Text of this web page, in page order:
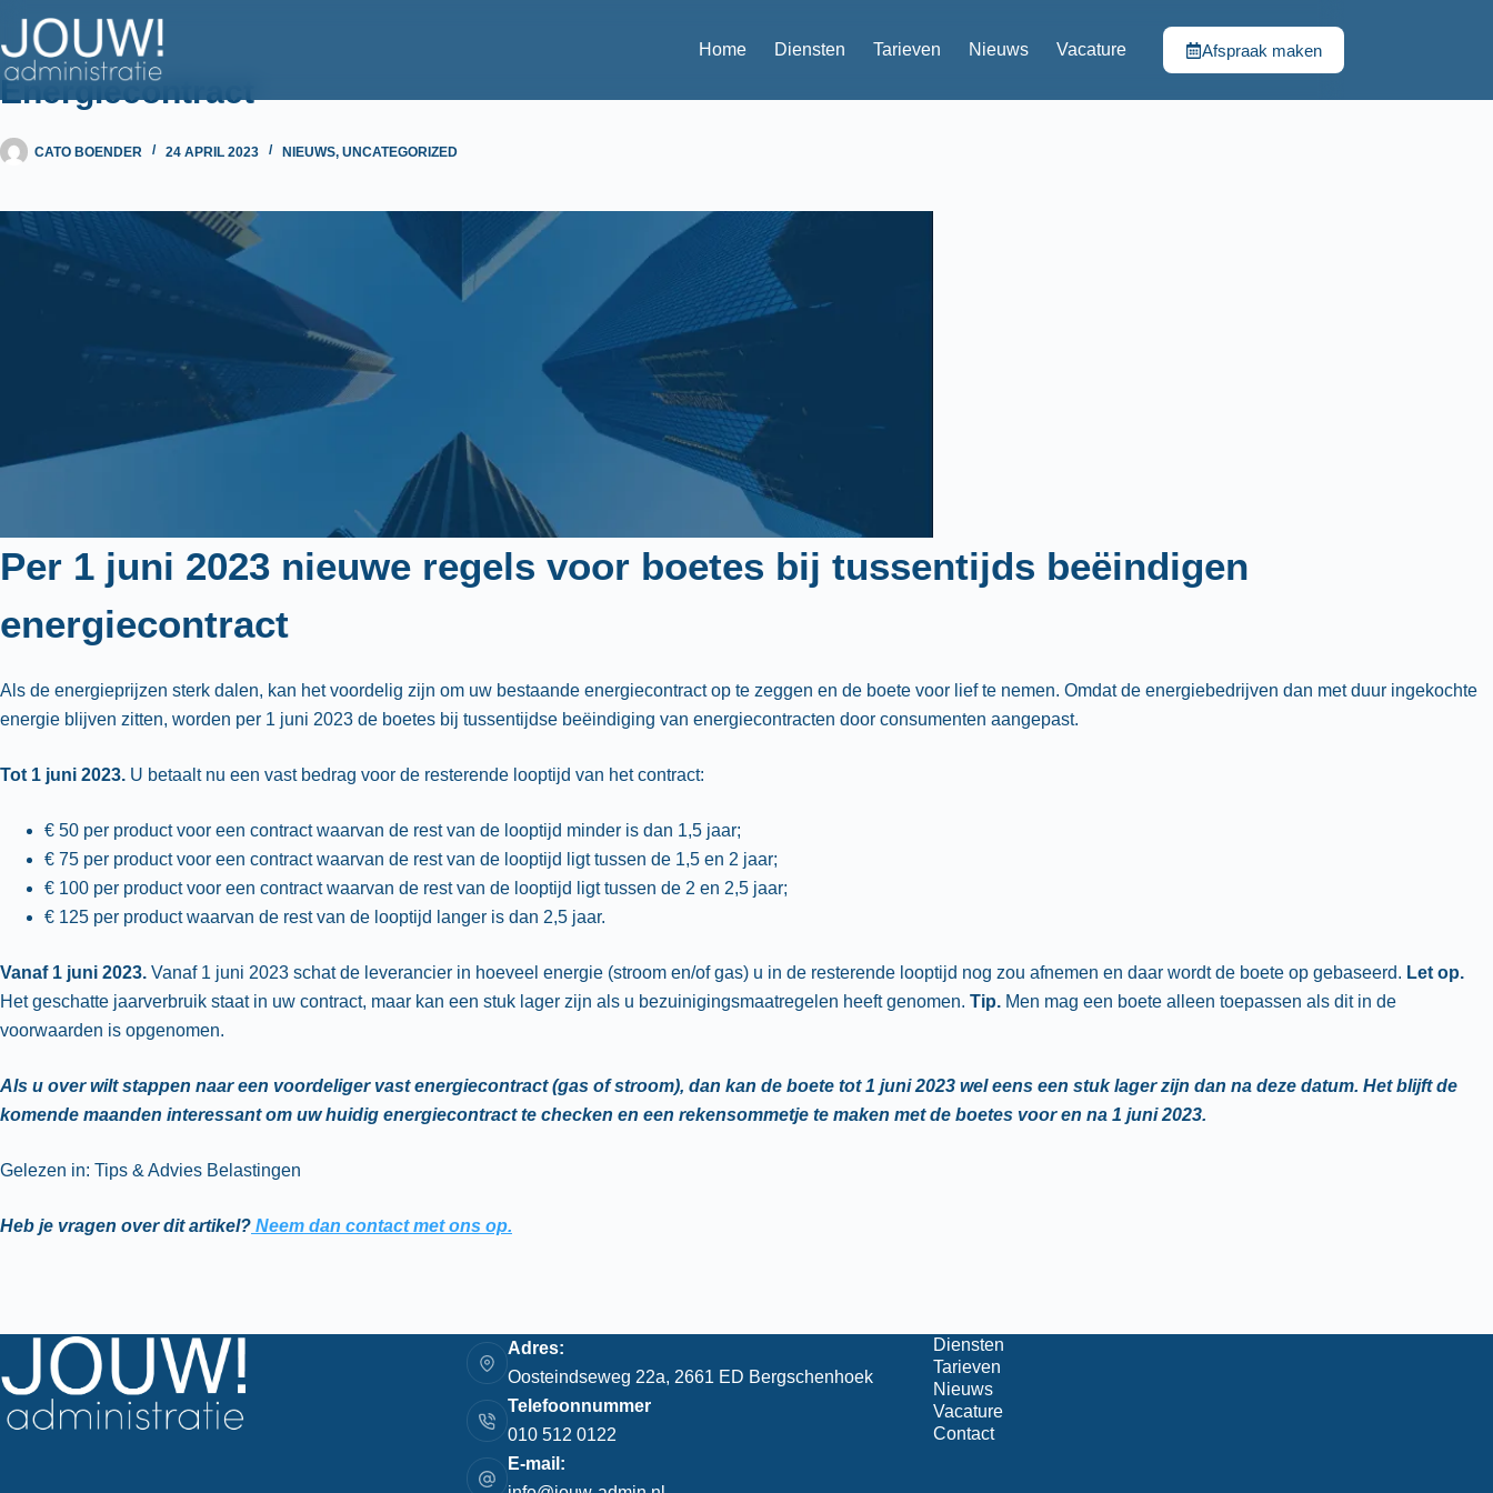
naar
de
inhoud
Home Diensten Tarieven Nieuws Vacature Afspraak maken
Energiecontract
CATO BOENDER 24 APRIL 2023 NIEUWS, UNCATEGORIZED
Per 1 juni 2023 nieuwe regels voor boetes bij tussentijds beëindigen
energiecontract
Als de energieprijzen sterk dalen, kan het voordelig zijn om uw bestaande energiecontract op te zeggen en de boete voor lief te nemen. Omdat de energiebedrijven dan met duur ingekochte
energie blijven zitten, worden per 1 juni 2023 de boetes bij tussentijdse beëindiging van energiecontracten door consumenten aangepast.
Tot 1 juni 2023. U betaalt nu een vast bedrag voor de resterende looptijd van het contract:
€ 50 per product voor een contract waarvan de rest van de looptijd minder is dan 1,5 jaar;
€ 75 per product voor een contract waarvan de rest van de looptijd ligt tussen de 1,5 en 2 jaar;
€ 100 per product voor een contract waarvan de rest van de looptijd ligt tussen de 2 en 2,5 jaar;
€ 125 per product waarvan de rest van de looptijd langer is dan 2,5 jaar.
Vanaf 1 juni 2023. Vanaf 1 juni 2023 schat de leverancier in hoeveel energie (stroom en/of gas) u in de resterende looptijd nog zou afnemen en daar wordt de boete op gebaseerd. Let op.
Het geschatte jaarverbruik staat in uw contract, maar kan een stuk lager zijn als u bezuinigingsmaatregelen heeft genomen. Tip. Men mag een boete alleen toepassen als dit in de
voorwaarden is opgenomen.
Als u over wilt stappen naar een voordeliger vast energiecontract (gas of stroom), dan kan de boete tot 1 juni 2023 wel eens een stuk lager zijn dan na deze datum. Het blijft de
komende maanden interessant om uw huidig energiecontract te checken en een rekensommetje te maken met de boetes voor en na 1 juni 2023.
Gelezen in: Tips & Advies Belastingen
Heb je vragen over dit artikel? Neem dan contact met ons op.
Adres:
Oosteindseweg 22a, 2661 ED Bergschenhoek
Telefoonnummer
010 512 0122
E-mail:
Diensten
Tarieven
Nieuws
Vacature
Contact